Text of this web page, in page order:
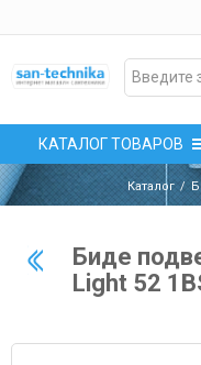
КАТАЛОГ ТОВАРОВ
Каталог
Биде
Light 52